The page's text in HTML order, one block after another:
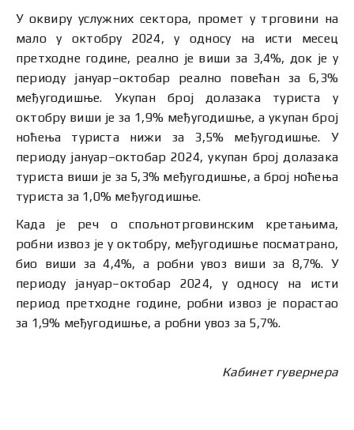
У оквиру услужних сектора, промет у трговини на
мало у октобру 2024, у односу на исти месец
претходне године, реално је виши за 3,4%, док је у
периоду јануар–октобар реално повећан за 6,3%
међугодишње. Укупан број долазака туриста у
октобру виши је за 1,9% међугодишње, а укупан број
ноћења туриста нижи за 3,5% међугодишње. У
периоду јануар–октобар 2024, укупан број долазака
туриста виши је за 5,3% међугодишње, а број ноћења
туриста за 1,0% међугодишње.
Када је реч о спољнотрговинским кретањима,
робни извоз је у октобру, међугодишње посматрано,
био виши за 4,4%, а робни увоз виши за 8,7%. У
периоду јануар–октобар 2024, у односу на исти
период претходне године, робни извоз је порастао
за 1,9% међугодишње, а робни увоз за 5,7%.
Кабинет гувернера